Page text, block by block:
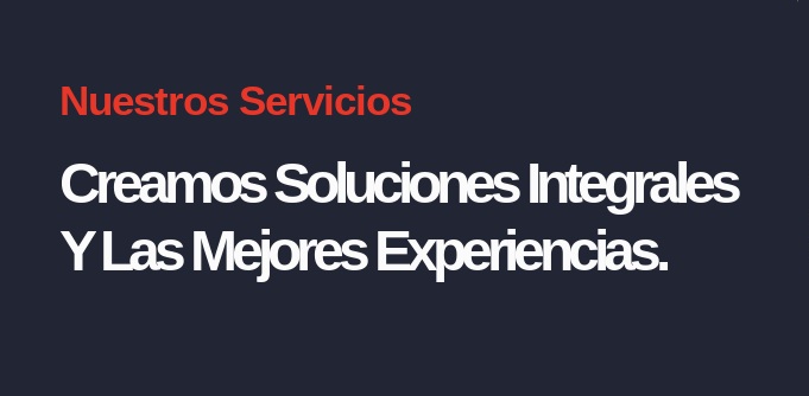
Nuestros Servicios
Creamos Soluciones Integrales
Y Las Mejores Experiencias.